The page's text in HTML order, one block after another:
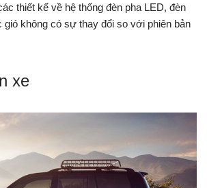
thiết kế về hệ thống đèn pha LED, đèn
không có sự thay đổi so với phiên bản
xe